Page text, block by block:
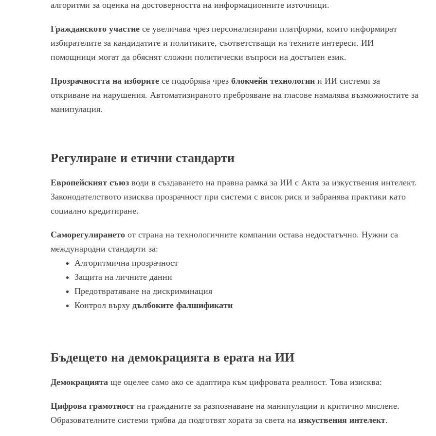
алгоритми за оценка на достоверността на информационните източници.
Гражданското участие се увеличава чрез персонализирани платформи, които информират
избирателите за кандидатите и политиките, съответстващи на техните интереси. ИИ
помощници могат да обяснят сложни политически въпроси на достъпен език.
Прозрачността на изборите се подобрява чрез блокчейн технологии и ИИ системи за
откриване на нарушения. Автоматизираното преброяване на гласове намалява възможностите за
манипулация.
Регулиране и етични стандарти
Европейският съюз води в създаването на правна рамка за ИИ с Акта за изкуствения интелект.
Законодателството изисква прозрачност при системи с висок риск и забранява практики като
социално кредитиране.
Саморегулирането от страна на технологичните компании остава недостатъчно. Нужни са
международни стандарти за:
Алгоритмична прозрачност
Защита на личните данни
Предотвратяване на дискриминация
Контрол върху дълбоките фалшификати
Бъдещето на демокрацията в ерата на ИИ
Демокрацията ще оцелее само ако се адаптира към цифровата реалност. Това изисква:
Цифрова грамотност на гражданите за разпознаване на манипулации и критично мислене.
Образователните системи трябва да подготвят хората за света на изкуствения интелект.